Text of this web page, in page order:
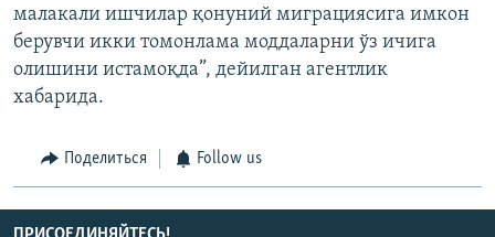
малакали ишчилар қонуний миграциясига имкон
берувчи икки томонлама моддаларни ўз ичига
олишини истамоқда”, дейилган агентлик
хабарида.
Поделиться Follow us